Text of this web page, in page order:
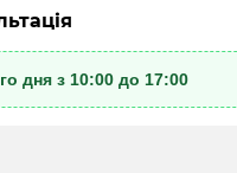
дня з 10:00 до 17:00